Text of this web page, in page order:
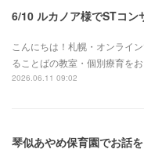
6/10 ルカノア様でSTコン
こんにちは！札幌・オンライ
ることばの教室・個別療育を
2026.06.11 09:02
琴似あやめ保育園でお話